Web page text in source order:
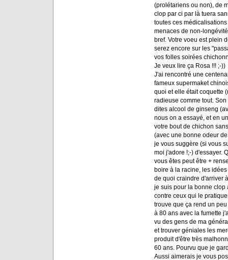
(prolétariens ou non), de
clop par ci par là tuera
toutes ces
menaces de non-
bref. Votre voeu est plein
serez encore sur les
vos folles soirées
Je veux lire ça Rosa !!! ;-))
J'ai rencontré une
fameux supermaket
quoi et elle était coquette
radieuse comme tout.
dites alcool de ginseng
nous on a essayé, et en
votre bout de chichon
(avec une bonne odeur
je vous suggère (si vous
moi j'adore !;-) d'essayer.
vous êtes peut être +
boire à la racine, les
de quoi craindre d'arriver
je suis pour la bonne clop
contre ceux qui le
trouve que ça rend un
à 80 ans avec la fumette
vu des gens de ma
et trouver géniales les
produit d'être très
60 ans. Pourvu que je
Aussi aimerais je vous